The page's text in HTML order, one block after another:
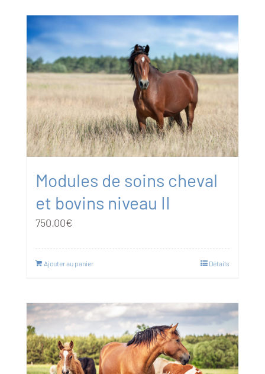
Modules de soins cheval
et bovins niveau II
750.00€
Ajouter au panier Détails